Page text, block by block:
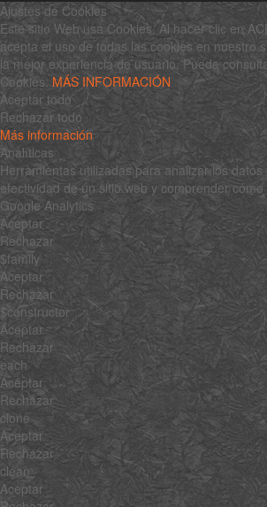
Ajustes de Cookies
Este sitio Web usa Cookies. Al hacer clic en
acepta el uso de todas las cookies en nuestro
la mejor experiencia de usuario. Puede
Cookies: MÁS INFORMACIÓN
Aceptar todo
Rechazar todo
Más información
Analíticas
Herramientas utilizadas para analizar los
efectividad de un sitio web y comprender cómo
Google Analytics
Aceptar
Rechazar
$family
Aceptar
Rechazar
$constructor
Aceptar
Rechazar
each
Aceptar
Rechazar
clone
Aceptar
Rechazar
clean
Aceptar